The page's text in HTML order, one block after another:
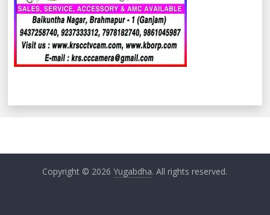
Copyright © 2026Yugabdha. All rights reserved.